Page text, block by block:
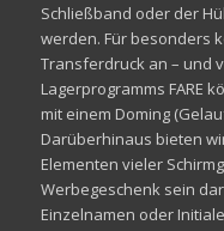
Schließband oder der
werden. Für besonders
Transferdruck an – und
Lagerprogramms FARE
mit einem Doming
Darüberhinaus bieten
Elementen vieler
Werbegeschenk sein
Einzelnamen oder